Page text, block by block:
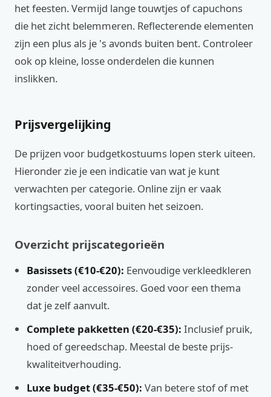
het feesten. Vermijd lange touwtjes of capuchons
die het zicht belemmeren. Reflecterende elementen
zijn een plus als je 's avonds buiten bent. Controleer
ook op kleine, losse onderdelen die kunnen
inslikken.
Prijsvergelijking
De prijzen voor budgetkostuums lopen sterk uiteen.
Hieronder zie je een indicatie van wat je kunt
verwachten per categorie. Online zijn er vaak
kortingsacties, vooral buiten het seizoen.
Overzicht prijscategorieën
Basissets (€10-€20): Eenvoudige verkleedkleren
zonder veel accessoires. Goed voor een thema
dat je zelf aanvult.
Complete pakketten (€20-€35): Inclusief pruik,
hoed of gereedschap. Meestal de beste prijs-
kwaliteitverhouding.
Luxe budget (€35-€50): Van betere stof of met